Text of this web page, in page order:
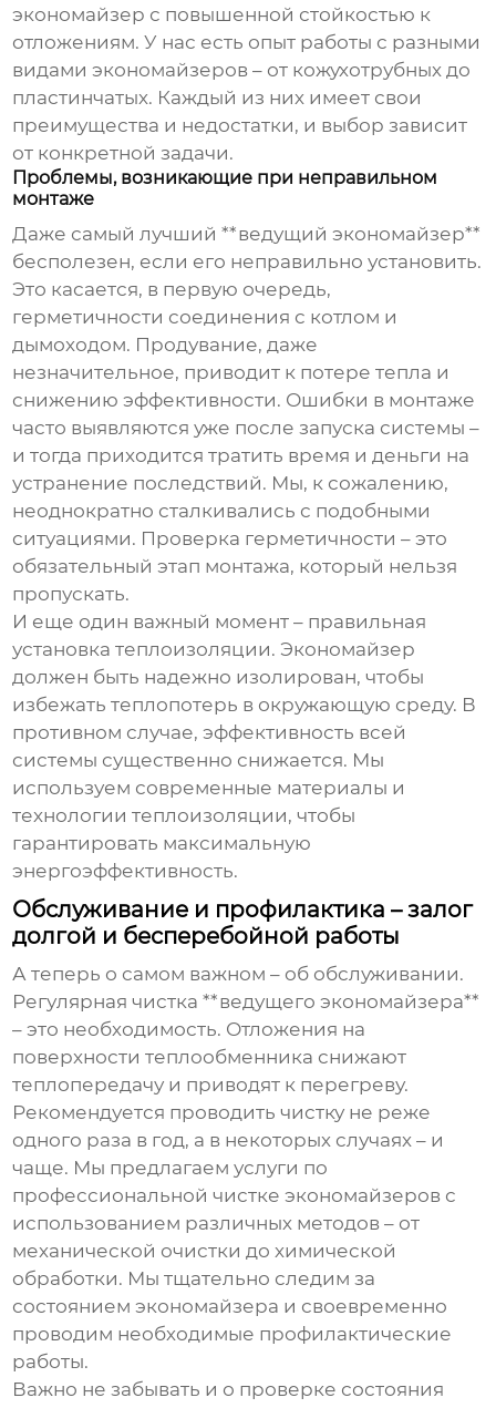
экономайзер с повышенной стойкостью к
отложениям. У нас есть опыт работы с разными
видами экономайзеров – от кожухотрубных до
пластинчатых. Каждый из них имеет свои
преимущества и недостатки, и выбор зависит
от конкретной задачи.
Проблемы, возникающие при неправильном
монтаже
Даже самый лучший **ведущий экономайзер**
бесполезен, если его неправильно установить.
Это касается, в первую очередь,
герметичности соединения с котлом и
дымоходом. Продувание, даже
незначительное, приводит к потере тепла и
снижению эффективности. Ошибки в монтаже
часто выявляются уже после запуска системы –
и тогда приходится тратить время и деньги на
устранение последствий. Мы, к сожалению,
неоднократно сталкивались с подобными
ситуациями. Проверка герметичности – это
обязательный этап монтажа, который нельзя
пропускать.
И еще один важный момент – правильная
установка теплоизоляции. Экономайзер
должен быть надежно изолирован, чтобы
избежать теплопотерь в окружающую среду. В
противном случае, эффективность всей
системы существенно снижается. Мы
используем современные материалы и
технологии теплоизоляции, чтобы
гарантировать максимальную
энергоэффективность.
Обслуживание и профилактика – залог
долгой и бесперебойной работы
А теперь о самом важном – об обслуживании.
Регулярная чистка **ведущего экономайзера**
– это необходимость. Отложения на
поверхности теплообменника снижают
теплопередачу и приводят к перегреву.
Рекомендуется проводить чистку не реже
одного раза в год, а в некоторых случаях – и
чаще. Мы предлагаем услуги по
профессиональной чистке экономайзеров с
использованием различных методов – от
механической очистки до химической
обработки. Мы тщательно следим за
состоянием экономайзера и своевременно
проводим необходимые профилактические
работы.
Важно не забывать и о проверке состояния